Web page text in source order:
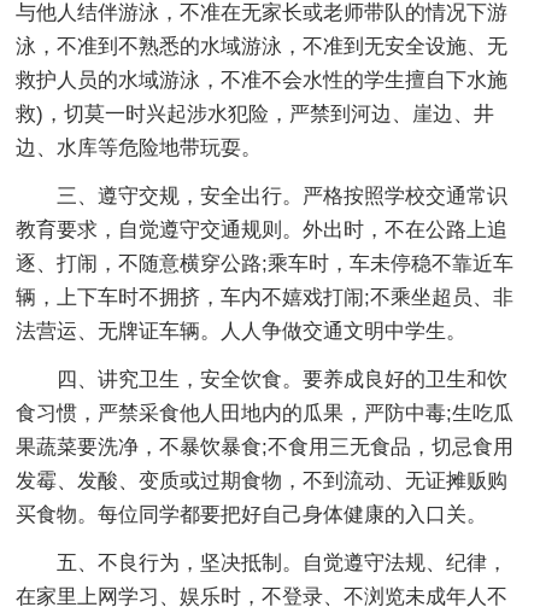
与他人结伴游泳，不准在无家长或老师带队的情况下游
泳，不准到不熟悉的水域游泳，不准到无安全设施、无
救护人员的水域游泳，不准不会水性的学生擅自下水施
救)，切莫一时兴起涉水犯险，严禁到河边、崖边、井
边、水库等危险地带玩耍。
三、遵守交规，安全出行。严格按照学校交通常识
教育要求，自觉遵守交通规则。外出时，不在公路上追
逐、打闹，不随意横穿公路;乘车时，车未停稳不靠近车
辆，上下车时不拥挤，车内不嬉戏打闹;不乘坐超员、非
法营运、无牌证车辆。人人争做交通文明中学生。
四、讲究卫生，安全饮食。要养成良好的卫生和饮
食习惯，严禁采食他人田地内的瓜果，严防中毒;生吃瓜
果蔬菜要洗净，不暴饮暴食;不食用三无食品，切忌食用
发霉、发酸、变质或过期食物，不到流动、无证摊贩购
买食物。每位同学都要把好自己身体健康的入口关。
五、不良行为，坚决抵制。自觉遵守法规、纪律，
在家里上网学习、娱乐时，不登录、不浏览未成年人不